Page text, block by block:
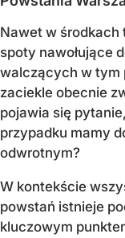
Nawet w środkach
spoty nawołujące
walczących w tym
zaciekle obecnie
pojawia się
przypadku mamy
odwrotnym?
W kontekście
powstań istnieje
kluczowym